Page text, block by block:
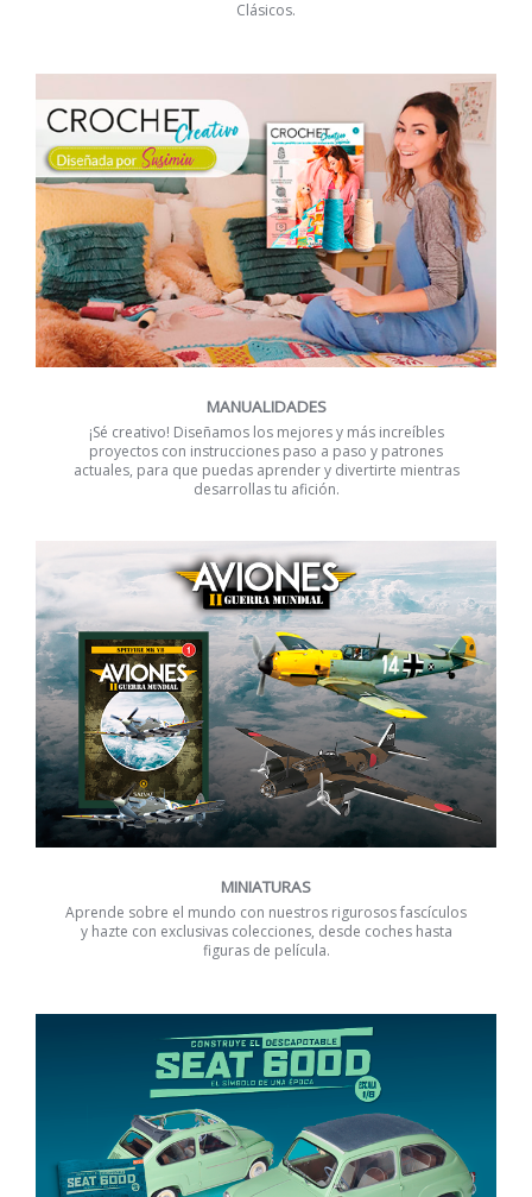
Clásicos.
MANUALIDADES
¡Sé creativo! Diseñamos los mejores y más increíbles
proyectos con instrucciones paso a paso y patrones
actuales, para que puedas aprender y divertirte mientras
desarrollas tu afición.
MINIATURAS
Aprende sobre el mundo con nuestros rigurosos fascículos
y hazte con exclusivas colecciones, desde coches hasta
figuras de película.